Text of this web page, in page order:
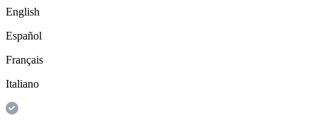
English
Español
Français
Italiano